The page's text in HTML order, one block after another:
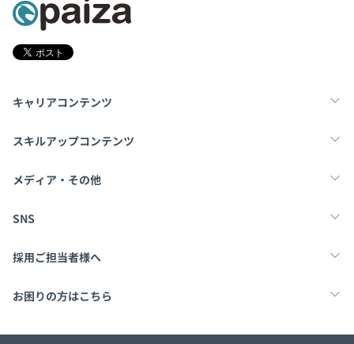
キャリアコンテンツ
転職・キャリア
スキルアップコンテンツ
学習
メディア・その他
Tech Team Journal
SNS
X
採用ご担当者様へ
採用・教育をお考えの企業様へ
お困りの方はこちら
paizaとは？ お問い合わせ・FAQ